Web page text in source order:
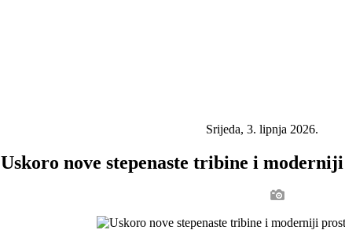
Srijeda, 3. lipnja 2026.
Uskoro nove stepenaste tribine i